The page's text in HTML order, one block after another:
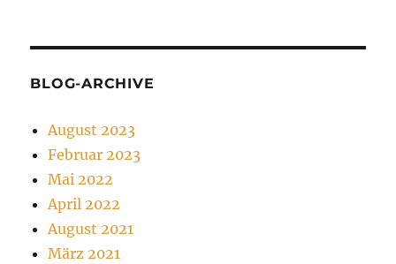
BLOG-ARCHIVE
August 2023
Februar 2023
Mai 2022
April 2022
August 2021
März 2021